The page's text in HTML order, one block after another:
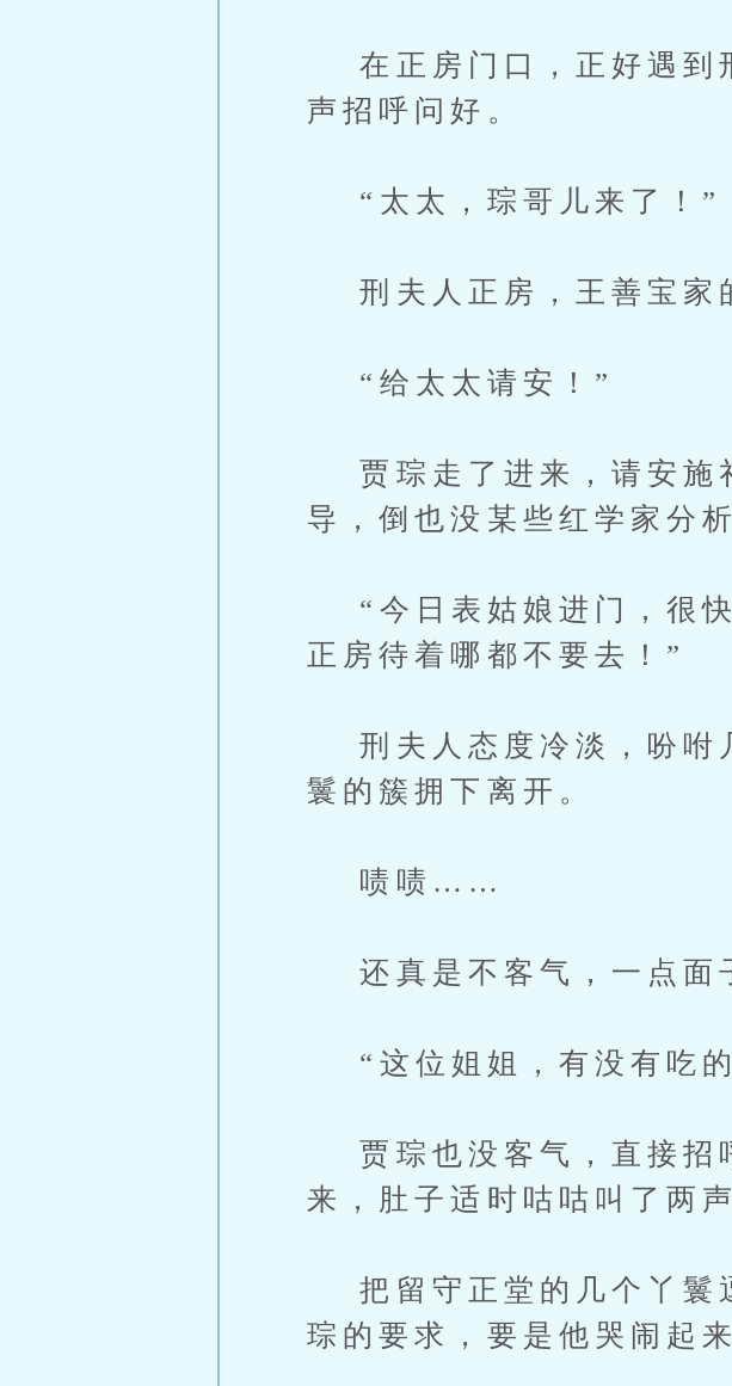
在正房门口，正好遇到
声招呼问好。
“太太，琮哥儿来了！”
刑夫人正房，王善宝家
“给太太请安！”
贾琮走了进来，请安施
导，倒也没某些红学家分
“今日表姑娘进门，很快
正房待着哪都不要去！”
刑夫人态度冷淡，吩咐
鬟的簇拥下离开。
啧啧……
还真是不客气，一点面
“这位姐姐，有没有吃的
贾琮也没客气，直接招
来，肚子适时咕咕叫了两声
把留守正堂的几个丫鬟
琮的要求，要是他哭闹起